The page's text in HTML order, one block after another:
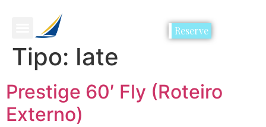
Reserve
Tipo: Iate
Prestige 60′ Fly (Roteiro
Externo)